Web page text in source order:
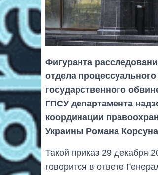
Фигуранта
отдела
государственного
ГПСУ департамента
координации
Украины Романа
Такой приказ 29 декабря
говорится в ответе